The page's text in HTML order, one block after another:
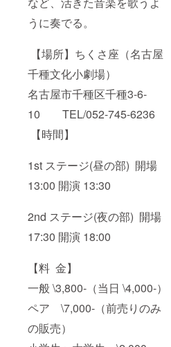
うに奏でる。
【場所】ちくさ座（名古屋
千種文化小劇場）
名古屋市千種区千種3-6-
10 TEL/052-745-6236
【時間】
1st ステージ(昼の部) 開場
13:00 開演 13:30
2nd ステージ(夜の部) 開場
17:30 開演 18:00
【料 金】
一般 \3,800-（当日 \4,000-）
ペア \7,000-（前売りのみ
の販売）